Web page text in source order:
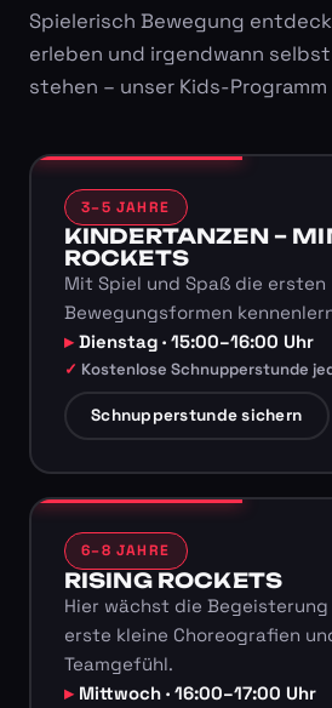
Spielerisch Bewegung
erleben und irgendwann
stehen – unser Kids-
3–5 JAHRE
KINDERTANZEN –
ROCKETS
Mit Spiel und Spaß die ersten
Bewegungsformen
Dienstag · 15:00–16:00 Uhr
Kostenlose Schnupperstunde
Schnupperstunde sichern
6–8 JAHRE
RISING ROCKETS
Hier wächst die Begeisterung
erste kleine Choreografien
Teamgefühl.
Mittwoch · 16:00–17:00 Uhr